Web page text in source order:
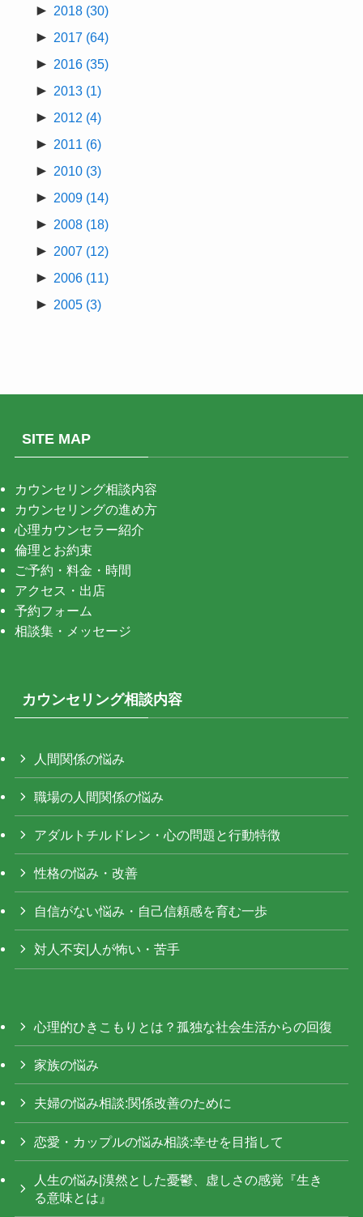
► 2018 (30)
► 2017 (64)
► 2016 (35)
► 2013 (1)
► 2012 (4)
► 2011 (6)
► 2010 (3)
► 2009 (14)
► 2008 (18)
► 2007 (12)
► 2006 (11)
► 2005 (3)
SITE MAP
カウンセリング相談内容
カウンセリングの進め方
心理カウンセラー紹介
倫理とお約束
ご予約・料金・時間
アクセス・出店
予約フォーム
相談集・メッセージ
カウンセリング相談内容
人間関係の悩み
職場の人間関係の悩み
アダルトチルドレン・心の問題と行動特徴
性格の悩み・改善
自信がない悩み・自己信頼感を育む一歩
対人不安|人が怖い・苦手
心理的ひきこもりとは？孤独な社会生活からの回復
家族の悩み
夫婦の悩み相談:関係改善のために
恋愛・カップルの悩み相談:幸せを目指して
人生の悩み|漠然とした憂鬱、虚しさの感覚『生き
る意味とは』